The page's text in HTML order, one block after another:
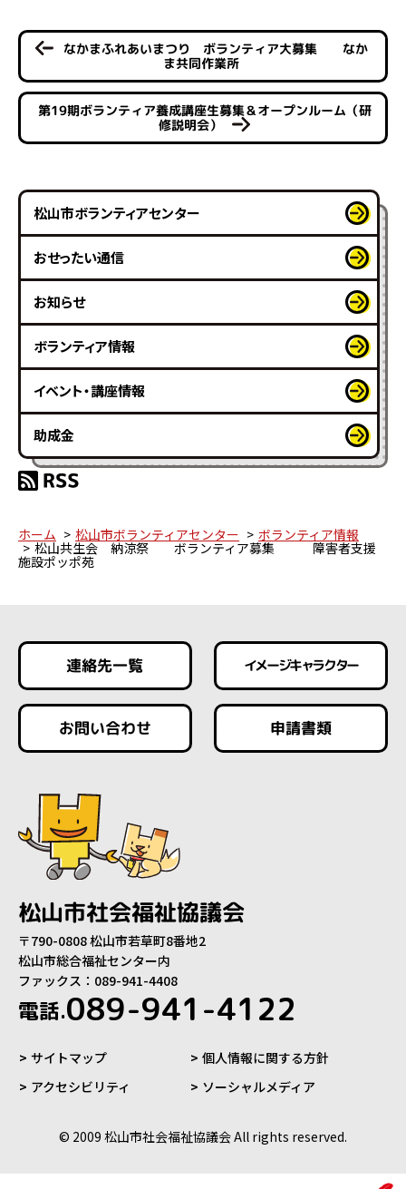
なかまふれあいまつり ボランティア大募集 なか
ま共同作業所
第19期ボランティア養成講座生募集＆オープンルーム（研
修説明会）
松山市ボランティアセンター
おせったい通信
お知らせ
ボランティア情報
イベント・講座情報
助成金
ホーム 松山市ボランティアセンター ボランティア情報
松山共生会 納涼祭 ボランティア募集 障害者支援
施設ポッポ苑
連絡先一覧 イメージキャラクター
お問い合わせ 申請書類
松山市社会福祉協議会
〒790-0808 松山市若草町8番地2
松山市総合福祉センター内
ファックス：089-941-4408
電話.089-941-4122
サイトマップ
個人情報に関する方針
アクセシビリティ
ソーシャルメディア
© 2009 松山市社会福祉協議会 All rights reserved.